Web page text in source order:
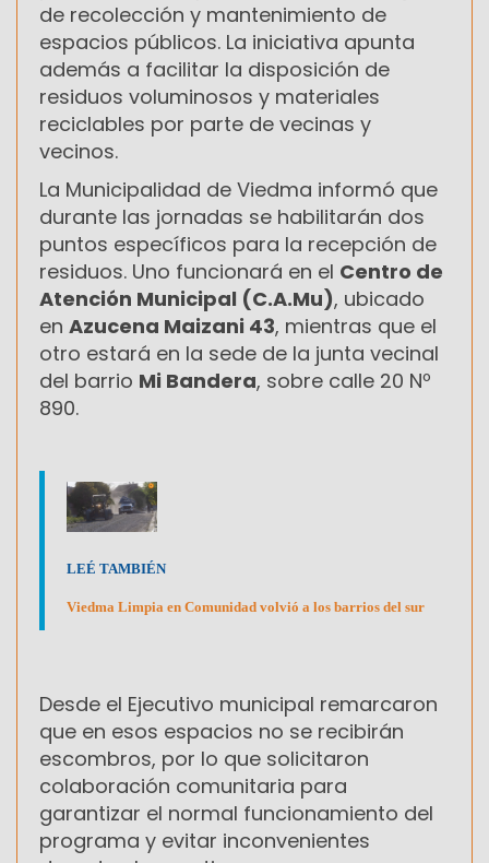
de recolección y mantenimiento de
espacios públicos. La iniciativa apunta
además a facilitar la disposición de
residuos voluminosos y materiales
reciclables por parte de vecinas y
vecinos.
La Municipalidad de Viedma informó que
durante las jornadas se habilitarán dos
puntos específicos para la recepción de
residuos. Uno funcionará en el Centro de
Atención Municipal (C.A.Mu), ubicado
en Azucena Maizani 43, mientras que el
otro estará en la sede de la junta vecinal
del barrio Mi Bandera, sobre calle 20 Nº
890.
LEÉ TAMBIÉN
Viedma Limpia en Comunidad volvió a los barrios del sur
Desde el Ejecutivo municipal remarcaron
que en esos espacios no se recibirán
escombros, por lo que solicitaron
colaboración comunitaria para
garantizar el normal funcionamiento del
programa y evitar inconvenientes